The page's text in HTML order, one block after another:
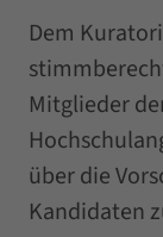
Dem
Mitglieder
über die
Kandidaten